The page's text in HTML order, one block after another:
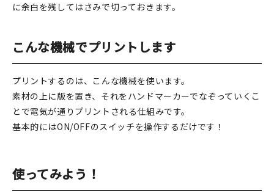
カートを見る
お買い物ガイド
よくある質問
に余白を残してはさみで切っておきます。
こんな機械でプリントします
プリントするのは、こんな機械を使います。
素材の上に版を置き、それをハンドマーカーでなぞっていくこ
とで電気が通りプリントされる仕組みです。
基本的にはON/OFFのスイッチを操作するだけです！
使ってみよう！